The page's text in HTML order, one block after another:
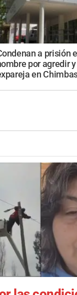
a prisión
por agredir
en